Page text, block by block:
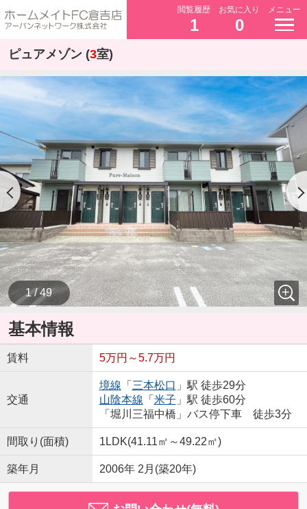
閲覧履歴
1
お気に入り
0
メニュー
ピュアメゾン (3室)
1 / 49
基本情報
賃料 5万円～5.7万円
交通
境線 「 三本松口 」駅 徒歩29分
山陰本線 「 米子 」駅 徒歩60分
「堀川三福中橋」バス停下車 徒歩3分
間取り(面積) 1LDK(41.11㎡～49.22㎡)
築年月 2006年 2月(築20年)